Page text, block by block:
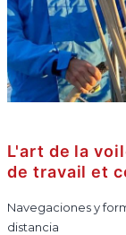
L'art de la
de travail et
Navegaciones y
distancia